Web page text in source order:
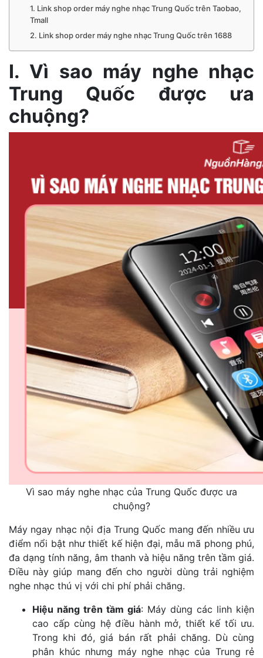
1. Link shop order máy nghe nhạc Trung Quốc trên Taobao,
Tmall
2. Link shop order máy nghe nhạc Trung Quốc trên 1688
I. Vì sao máy nghe nhạc
Trung Quốc được ưa
chuộng?
Vì sao máy nghe nhạc của Trung Quốc được ưa
chuộng?
Máy ngay nhạc nội địa Trung Quốc mang đến nhiều ưu
điểm nổi bật như thiết kế hiện đại, mẫu mã phong phú,
đa dạng tính năng, âm thanh và hiệu năng trên tầm giá.
Điều này giúp mang đến cho người dùng trải nghiệm
nghe nhạc thú vị với chi phí phải chăng.
Hiệu năng trên tầm giá: Máy dùng các linh kiện
cao cấp cùng hệ điều hành mở, thiết kế tối ưu.
Trong khi đó, giá bán rất phải chăng. Dù cùng
phân khúc nhưng máy nghe nhạc của Trung rẻ